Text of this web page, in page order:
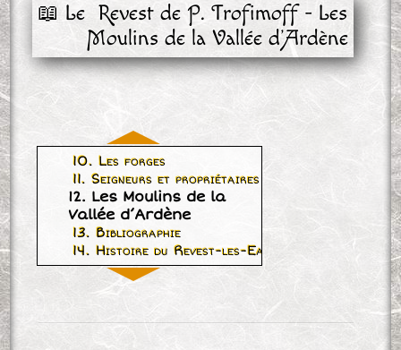
📖 Le  Revest de P. Trofimoff - Les
Moulins de la Vallée d’Ardène
10. Les forges
11. Seigneurs et propriétaires du Val d’Ardène
12. Les Moulins de la
Vallée d’Ardène
13. Bibliographie
14. Histoire du Revest-les-Eaux